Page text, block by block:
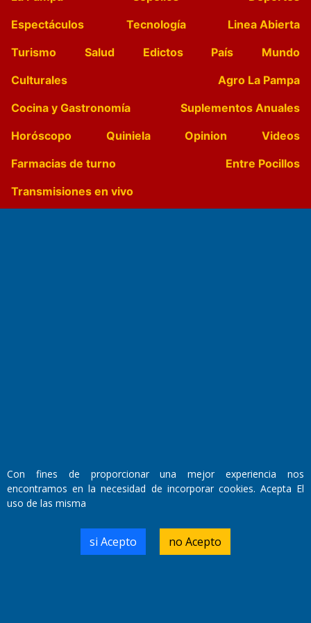
Espectáculos
Tecnología
Linea Abierta
Turismo
Salud Edictos País
Mundo
Culturales
Agro La Pampa
Cocina y Gastronomía
Suplementos Anuales
Horóscopo
Quiniela Opinion
Videos
Farmacias de turno
Entre Pocillos
Transmisiones en vivo
Propietario: El Diario SRL
Director Periodístico:
Walter René Goñi
Domicilio Legal: José Ingenieros 855,
Santa Rosa, La Pampa.
Con fines de proporcionar una mejor experiencia nos
encontramos en la necesidad de incorporar cookies. Acepta El
uso de las misma
si Acepto no Acepto